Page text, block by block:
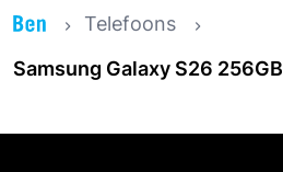
Telefoons
Samsung Galaxy S26 256GB